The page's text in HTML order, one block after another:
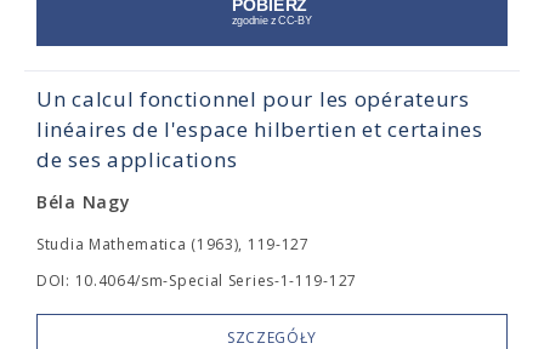
Un calcul fonctionnel pour les opérateurs
linéaires de l'espace hilbertien et certaines
de ses applications
Béla Nagy
Studia Mathematica (1963), 119-127
DOI: 10.4064/sm-Special Series-1-119-127
SZCZEGÓŁY